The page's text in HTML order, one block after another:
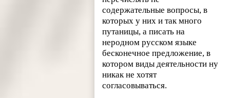
содержательные вопросы, в
которых у них и так много
путаницы, а писать на
неродном русском языке
бесконечное предложение, в
котором виды деятельности ну
никак не хотят
согласовываться.